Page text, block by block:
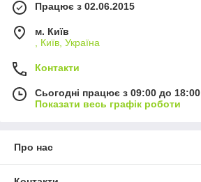
Працює з 02.06.2015
м. Київ
, Київ, Україна
Контакти
Сьогодні працює з 09:00 до 18:00
Показати весь графік роботи
Про нас